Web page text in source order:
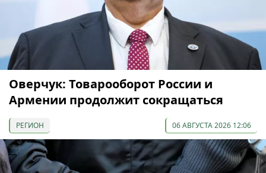
Оверчук: Товарооборот России и
Армении продолжит сокращаться
РЕГИОН 06 АВГУСТА 2026 12:06